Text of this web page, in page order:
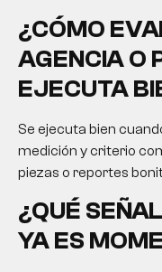
¿CÓMO
AGENCIA O
EJECUTA
Se ejecuta bien
medición y criterio
piezas o reportes
¿QUÉ
YA ES